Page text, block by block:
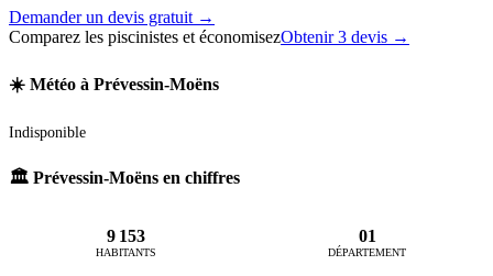
Demander un devis gratuit →
Comparez les piscinistes et économisezObtenir 3 devis →
☀️ Météo à Prévessin-Moëns
Indisponible
🏛️ Prévessin-Moëns en chiffres
9 153
HABITANTS
01
DÉPARTEMENT